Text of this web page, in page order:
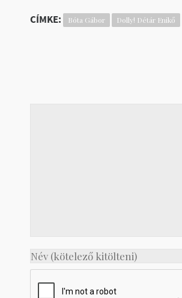
CÍMKE: Bóta Gábor Dolly! Détár Enikő